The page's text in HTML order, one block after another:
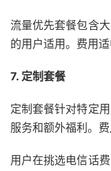
流量优先套餐包含
的用户适用。费用
7. 定制套餐
定制套餐针对特定
服务和额外福利。
用户在挑选电信话